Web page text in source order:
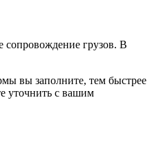
сопровождение грузов. В
вы заполните, тем быстрее
уточнить с вашим